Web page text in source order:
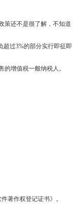
还不是很了解，不知道
过3%的部分实行即征即
增值税一般纳税人。
著作权登记证书》。